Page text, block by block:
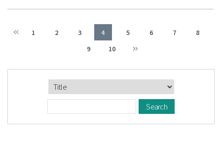
1 2 3 4 5 6 7
8
9
10